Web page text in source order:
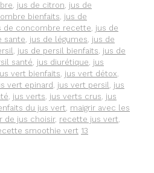
, jus de citron, jus de
bienfaits, jus de
de concombre recette, jus de
sante, jus de légumes, jus de
, jus de persil bienfaits, jus de
santé, jus diurétique, jus
vert bienfaits, jus vert détox,
vert epinard , jus vert persil, jus
, jus verts, jus verts crus, jus
du jus vert, maigrir avec les
de jus choisir, recette jus vert,
smoothie vert 13